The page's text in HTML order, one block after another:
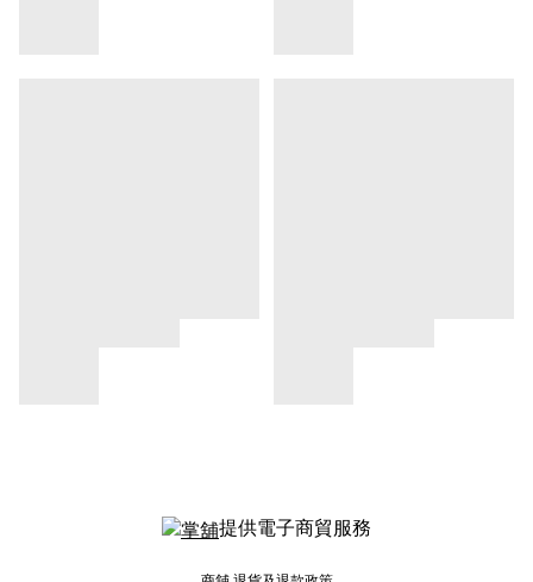
提供電子商貿服務